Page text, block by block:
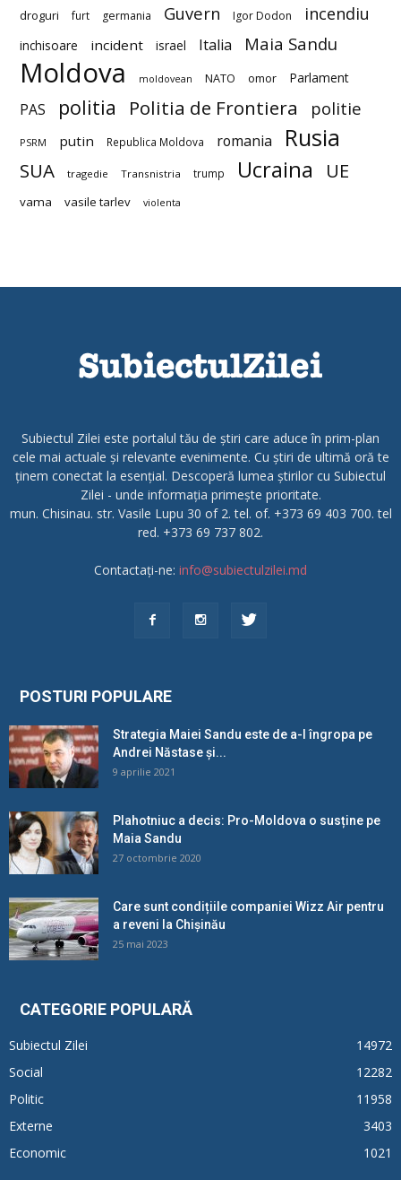
droguri furt germania Guvern Igor Dodon incendiu
inchisoare incident israel Italia Maia Sandu
Moldova moldovean NATO omor Parlament
PAS politia Politia de Frontiera politie
PSRM putin Republica Moldova romania Rusia
SUA tragedie Transnistria trump Ucraina UE
vama vasile tarlev violenta
Subiectul Zilei este portalul tău de știri care aduce în prim-plan
cele mai actuale și relevante evenimente. Cu știri de ultimă oră te
ținem conectat la esențial. Descoperă lumea știrilor cu Subiectul
Zilei - unde informația primește prioritate.
mun. Chisinau. str. Vasile Lupu 30 of 2. tel. of. +373 69 403 700. tel
red. +373 69 737 802.
Contactați-ne: info@subiectulzilei.md
POSTURI POPULARE
Strategia Maiei Sandu este de a-l îngropa pe
Andrei Năstase și...
9 aprilie 2021
Plahotniuc a decis: Pro-Moldova o susține pe
Maia Sandu
27 octombrie 2020
Care sunt condițiile companiei Wizz Air pentru
a reveni la Chișinău
25 mai 2023
CATEGORIE POPULARĂ
Subiectul Zilei
14972
Social
12282
Politic
11958
Externe
3403
Economic
1021